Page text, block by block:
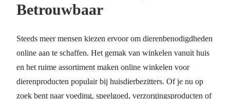
Betrouwbaar
Steeds meer mensen kiezen ervoor om dierenbenodigdheden
online aan te schaffen. Het gemak van winkelen vanuit huis
en het ruime assortiment maken online winkelen voor
dierenproducten populair bij huisdierbezitters. Of je nu op
zoek bent naar voeding, speelgoed, verzorgingsproducten of